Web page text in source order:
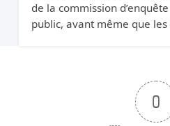
de la commission
public, avant même que
0